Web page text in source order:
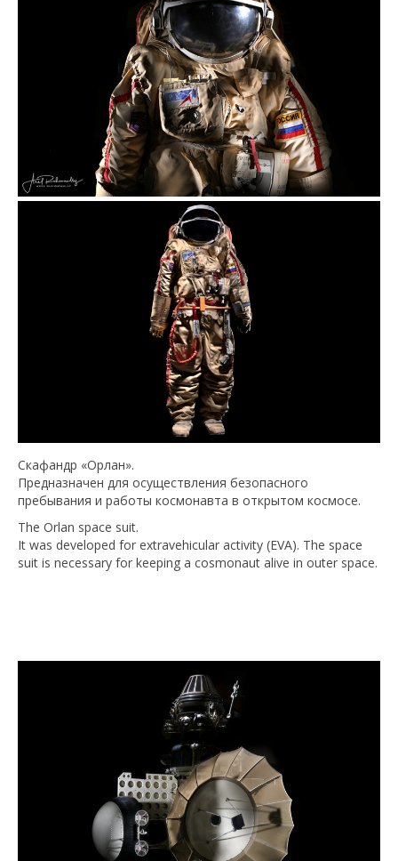
Скафандр «Орлан».
Предназначен для осуществления безопасного
пребывания и работы космонавта в открытом космосе.
The Orlan space suit.
It was developed for extravehicular activity (EVA). The space
suit is necessary for keeping a cosmonaut alive in outer space.